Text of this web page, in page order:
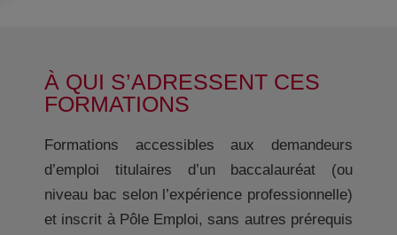
À QUI S’ADRESSENT CES
FORMATIONS
Formations accessibles aux demandeurs
d’emploi titulaires d’un baccalauréat (ou
niveau bac selon l’expérience professionnelle)
et inscrit à Pôle Emploi, sans autres prérequis